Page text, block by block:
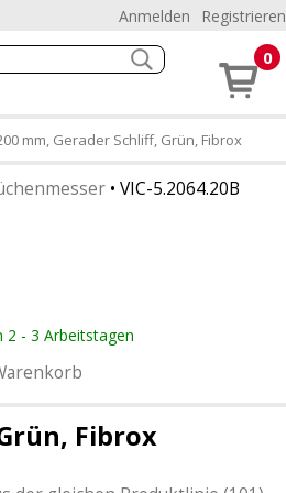
Anmelden Registrieren
0
mm, Gerader Schliff, Grün, Fibrox
• VIC-5.2064.20B
2 - 3 Arbeitstagen
Fibrox